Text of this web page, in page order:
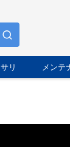
リ メンテ